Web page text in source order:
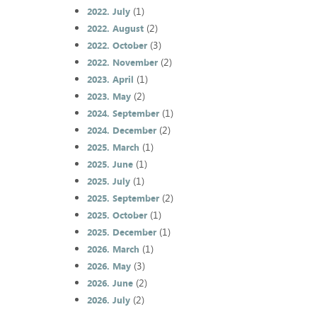
2022. July(1)
2022. August(2)
2022. October(3)
2022. November(2)
2023. April (1)
2023. May(2)
2024. September(1)
2024. December(2)
2025. March (1)
2025. June(1)
2025. July(1)
2025. September(2)
2025. October(1)
2025. December(1)
2026. March (1)
2026. May(3)
2026. June(2)
2026. July(2)